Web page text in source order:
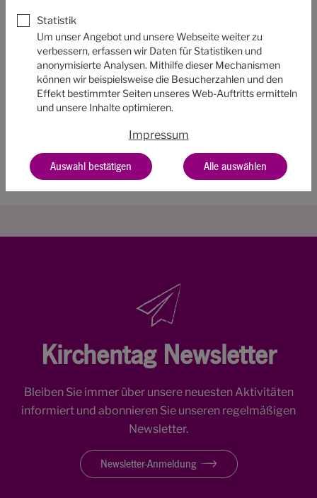
In Nürnberg wird das Friedenslicht bis zumKirchentag im
2023 aufbewahrt, um dort weiter ausgesendet zu
werden.
Kirchentag Newsletter
Bleiben Sie immer über unsere neuesten Aktivitäten
informiert und abonnieren Sie unseren regelmäßigen
Newsletter.
Newsletter-Anmeldung
Statistik
Um unser Angebot und unsere Webseite weiter zu
verbessern, erfassen wir Daten für Statistiken und
anonymisierte Analysen. Mithilfe dieser Mechanismen
können wir beispielsweise die Besucherzahlen und den
Effekt bestimmter Seiten unseres Web-Auftritts ermitteln
und unsere Inhalte optimieren.
Impressum
Auswahl bestätigen Alle auswählen